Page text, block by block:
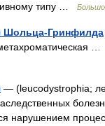
типу …
Шольца-Гринфилда
…
— (leucodystrophia;
нарушением